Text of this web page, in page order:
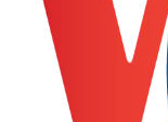
Thế giới
Quan sát
Cuộc sống đó đây